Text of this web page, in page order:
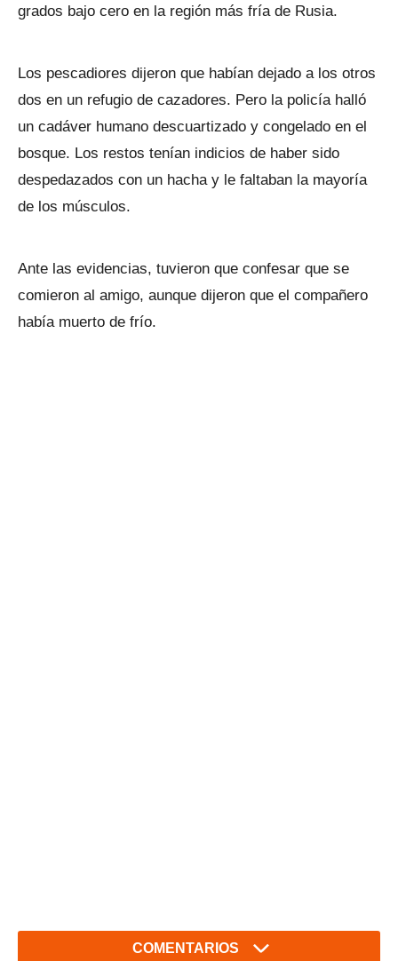
grados bajo cero en la región más fría de Rusia.
Los pescadiores dijeron que habían dejado a los otros
dos en un refugio de cazadores. Pero la policía halló
un cadáver humano descuartizado y congelado en el
bosque. Los restos tenían indicios de haber sido
despedazados con un hacha y le faltaban la mayoría
de los músculos.
Ante las evidencias, tuvieron que confesar que se
comieron al amigo, aunque dijeron que el compañero
había muerto de frío.
COMENTARIOS